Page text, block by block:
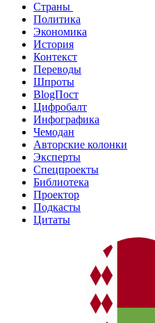
Страны
Политика
Экономика
История
Контекст
Переводы
Шпроты
BlogПост
Цифробалт
Инфографика
Чемодан
Авторские колонки
Эксперты
Спецпроекты
Библиотека
Проектор
Подкасты
Цитаты